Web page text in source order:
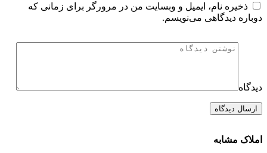
ذخیره نام، ایمیل و وبسایت من در مرورگر برای زمانی که
دوباره دیدگاهی می‌نویسم.
دیدگاه
املاک مشابه